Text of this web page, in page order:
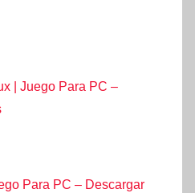
| Juego Para PC –
Para PC – Descargar